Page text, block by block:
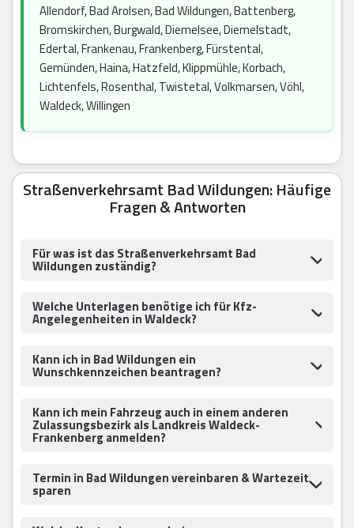
Allendorf, Bad Arolsen, Bad Wildungen, Battenberg,
Bromskirchen, Burgwald, Diemelsee, Diemelstadt,
Edertal, Frankenau, Frankenberg, Fürstental,
Gemünden, Haina, Hatzfeld, Klippmühle, Korbach,
Lichtenfels, Rosenthal, Twistetal, Volkmarsen, Vöhl,
Waldeck, Willingen
Straßenverkehrsamt Bad Wildungen: Häufige
Fragen & Antworten
Für was ist das Straßenverkehrsamt Bad
Wildungen zuständig?
Welche Unterlagen benötige ich für Kfz-
Angelegenheiten in Waldeck?
Kann ich in Bad Wildungen ein
Wunschkennzeichen beantragen?
Kann ich mein Fahrzeug auch in einem anderen
Zulassungsbezirk als Landkreis Waldeck-
Frankenberg anmelden?
Termin in Bad Wildungen vereinbaren & Wartezeit
sparen